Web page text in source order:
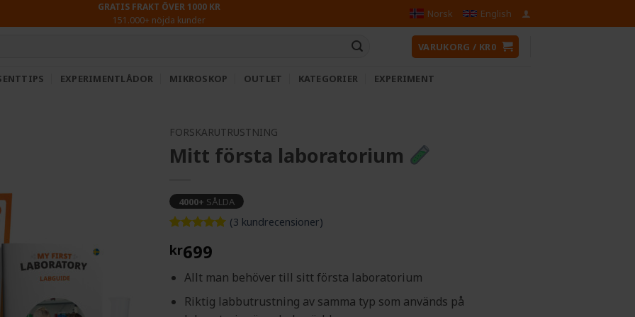
GRATIS FRAKT ÖVER 1000 KR
151.000+ nöjda kunder
Norsk English
VARUKORG / KR0
EXPERIMENTLÅDOR MIKROSKOP OUTLET KATEGORIER EXPERIMENT
FORSKARUTRUSTNING
Mitt första laboratorium
4000+ SÅLDA
av 5
baserat på
kundrecensioner
(3 kundrecensioner)
kr699
Allt man behöver till sitt första laboratorium
Riktig labbutrustning av samma typ som används på